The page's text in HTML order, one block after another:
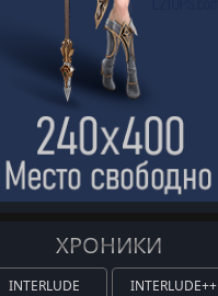
ХРОНИКИ
INTERLUDE INTERLUDE++